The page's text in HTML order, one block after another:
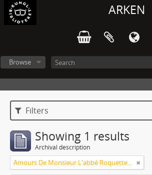
ARKEN
Browse
Filters
Showing 1 results
Archival description
Amours De Monsieur L'abbé Roquette avec Mademoiselle de Montauzier par Monsieur L'abbé Le Camus 1667